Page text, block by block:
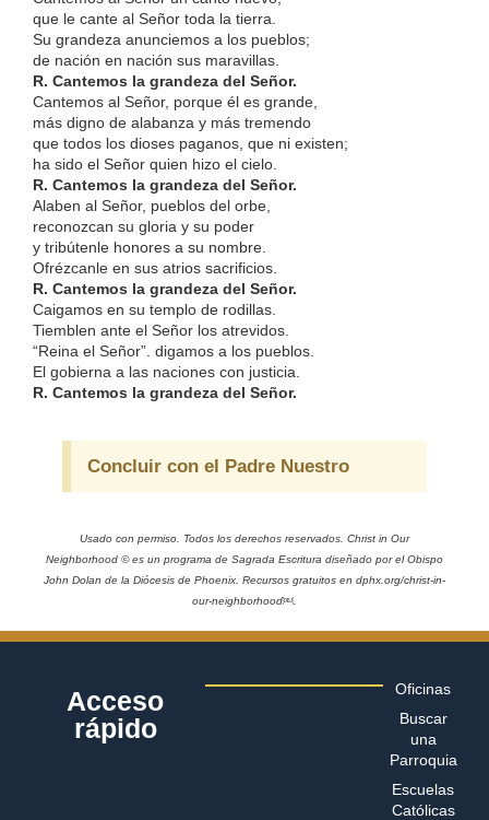
que le cante al Señor toda la tierra.
Su grandeza anunciemos a los pueblos;
de nación en nación sus maravillas.
R. Cantemos la grandeza del Señor.
Cantemos al Señor, porque él es grande,
más digno de alabanza y más tremendo
que todos los dioses paganos, que ni existen;
ha sido el Señor quien hizo el cielo.
R. Cantemos la grandeza del Señor.
Alaben al Señor, pueblos del orbe,
reconozcan su gloria y su poder
y tribútenle honores a su nombre.
Ofrézcanle en sus atrios sacrificios.
R. Cantemos la grandeza del Señor.
Caigamos en su templo de rodillas.
Tiemblen ante el Señor los atrevidos.
“Reina el Señor”. digamos a los pueblos.
El gobierna a las naciones con justicia.
R. Cantemos la grandeza del Señor.
Concluir con el Padre Nuestro
Usado con permiso. Todos los derechos reservados. Christ in Our
Neighborhood © es un programa de Sagrada Escritura diseñado por el Obispo
John Dolan de la Diócesis de Phoenix. Recursos gratuitos en dphx.org/christ-in-
our-neighborhood￼.
Acceso
rápido
Oficinas
Buscar
una
Parroquia
Escuelas
Católicas